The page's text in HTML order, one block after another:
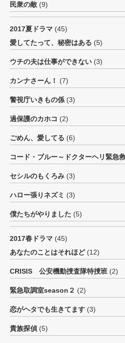
民衆の敵 (9)
2017夏ドラマ (45)
愛してたって、秘密はある (5)
ウチの夫は仕事ができない (3)
カンナさーん！ (7)
警視庁いきもの係 (3)
過保護のカホコ (2)
ごめん、愛してる (6)
コード・ブルー～ドクターヘリ緊
セシルのもくろみ (3)
ハロー張りネズミ (3)
僕たちがやりました (5)
2017春ドラマ (45)
あなたのことはそれほど(12)
CRISIS 公安機動捜査隊特捜班 (2)
緊急取調室season２ (2)
恋がヘタでも生きてます (3)
貴族探偵 (5)